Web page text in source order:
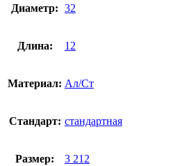
Диаметр: 32
Длина: 12
Материал: Ал/Ст
Стандарт: стандартная
Размер: 3 212